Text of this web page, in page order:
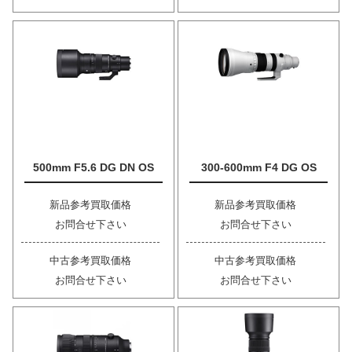
500mm F5.6 DG DN OS
新品参考買取価格
お問合せ下さい
中古参考買取価格
お問合せ下さい
300-600mm F4 DG OS
新品参考買取価格
お問合せ下さい
中古参考買取価格
お問合せ下さい